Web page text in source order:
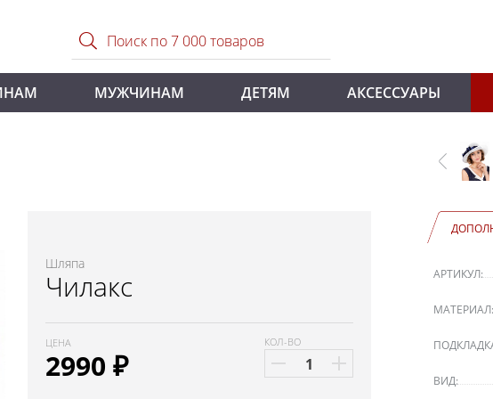
МУЖЧИНАМ ДЕТЯМ АКСЕССУАРЫ
Шляпа
Чилакс
ЦЕНА
2990 ₽
КОЛ-ВО
АРТИКУЛ:
ВИД: